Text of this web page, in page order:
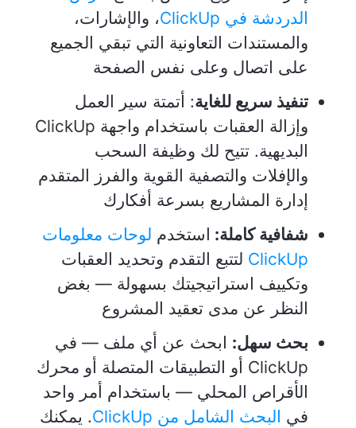
الدردشة في ClickUp
، والإشارات،
والمستندات التعاونية التي تبقي الجميع
على اتصال وعلى نفس الصفحة
تنفيذ سريع للغاية: أتمتة سير العمل
وإزالة العقبات باستخدام واجهة ClickUp
البديهية. تتيح لك وظيفة السحب
والإفلات والتصفية القوية والفرز المتقدم
إدارة المشاريع بسرعة أفكارك
شفافية كاملة: استخدم لوحات معلومات
ClickUp لتتبع التقدم وتحديد العقبات
وتكييف استراتيجيتك بسهولة — بغض
النظر عن مدى تعقيد المشروع
بحث سهل: ابحث عن أي ملف — في
ClickUp أو التطبيقات المتصلة أو محرك
الأقراص المحلي — باستخدام أمر واحد
في البحث الشامل من ClickUp
. يمكنك